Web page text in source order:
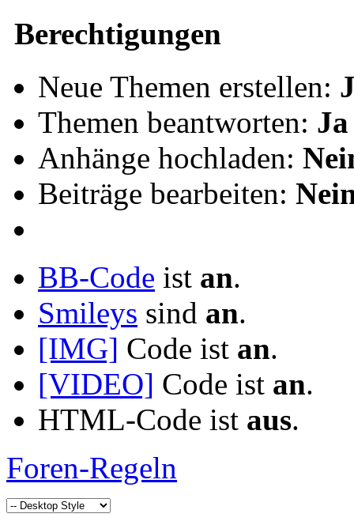
Berechtigungen
Neue Themen erstellen:
Themen beantworten: Ja
Anhänge hochladen:
Beiträge bearbeiten:
BB-Code ist an.
Smileys sind an.
[IMG] Code ist an.
[VIDEO] Code ist an.
HTML-Code ist aus.
Foren-Regeln